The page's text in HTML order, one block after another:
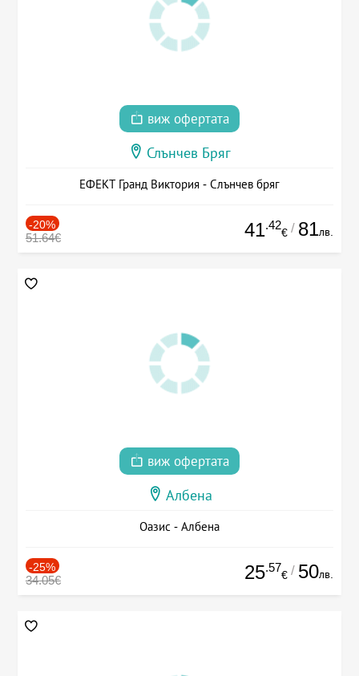
виж офертата
Слънчев Бряг
ЕФЕКТ Гранд Виктория - Слънчев бряг
-20%
51.64€ 41.42
€ / 81лв.
виж офертата
Албена
Оазис - Албена
-25%
34.05€ 25.57
€ / 50лв.